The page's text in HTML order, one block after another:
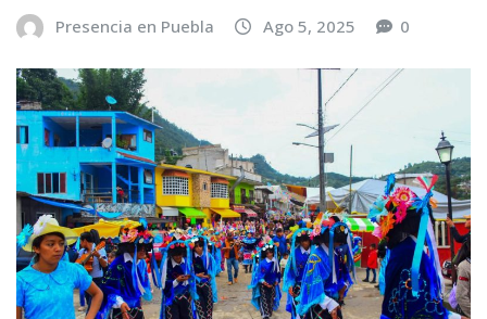
Presencia en Puebla Ago 5, 2025 0